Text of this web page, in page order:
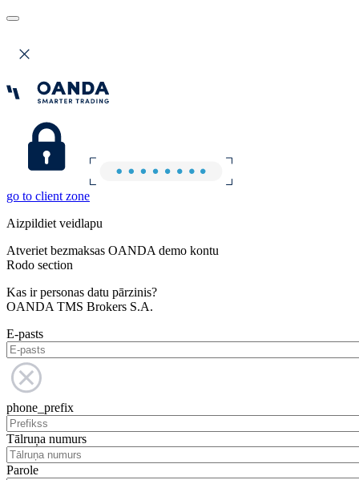
go to client zone
Aizpildiet veidlapu
Atveriet bezmaksas OANDA demo kontu
Rodo section
Kas ir personas datu pārzinis?
OANDA TMS Brokers S.A.
E-pasts
phone_prefix
Tālruņa numurs
Parole